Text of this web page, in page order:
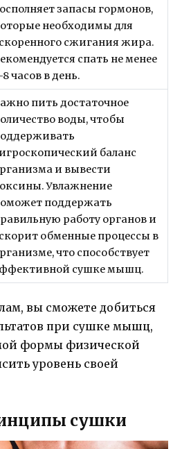
запасы гормонов,
необходимы для
сжигания жира.
спать не менее
8 часов в день.
пить достаточное
воды, чтобы
баланс
и вывести
Увлажнение
поддержать
работу органов и
обменные процессы в
что способствует
сушке мышц.
вы сможете добиться
при сушке мышц,
формы физической
уровень своей
сушки